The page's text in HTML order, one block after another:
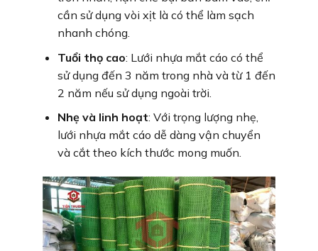
cần sử dụng vòi xịt là có thể làm sạch
nhanh chóng.
Tuổi thọ cao: Lưới nhựa mắt cáo có thể
sử dụng đến 3 năm trong nhà và từ 1 đến
2 năm nếu sử dụng ngoài trời.
Nhẹ và linh hoạt: Với trọng lượng nhẹ,
lưới nhựa mắt cáo dễ dàng vận chuyển
và cắt theo kích thước mong muốn.